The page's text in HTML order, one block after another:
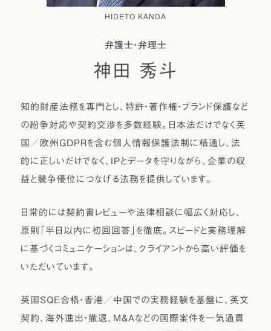
HIDETO KANDA
弁護士・弁理士
神田 秀斗
知的財産法務を専門とし、特許・著作権・ブランド保護など
の紛争対応や契約交渉を多数経験。日本法だけでなく英
国／欧州GDPRを含む個人情報保護法制に精通し、法
的に正しいだけでなく、IPとデータを守りながら、企業の収
益と競争優位につなげる法務を提供しています。
日常的には契約書レビューや法律相談に幅広く対応し、
原則「半日以内に初回回答」を徹底。スピードと実務理解
に基づくコミュニケーションは、クライアントから高い評価を
いただいています。
英国SQE合格・香港／中国での実務経験を基盤に、英文
契約、海外進出・撤退、M&Aなどの国際案件を一気通貫